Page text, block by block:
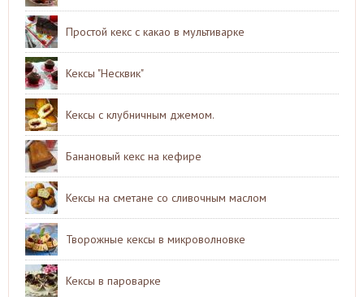
Простой кекс с какао в мультиварке
Кексы "Несквик"
Кексы с клубничным джемом.
Банановый кекс на кефире
Кексы на сметане со сливочным маслом
Творожные кексы в микроволновке
Кексы в пароварке